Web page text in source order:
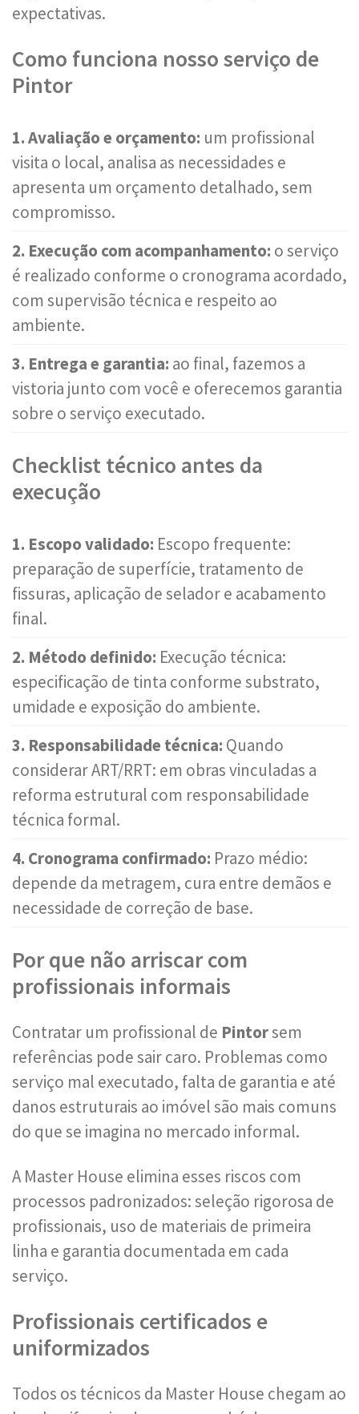
expectativas.
Como funciona nosso serviço de
Pintor
1. Avaliação e orçamento: um profissional
visita o local, analisa as necessidades e
apresenta um orçamento detalhado, sem
compromisso.
2. Execução com acompanhamento: o serviço
é realizado conforme o cronograma acordado,
com supervisão técnica e respeito ao
ambiente.
3. Entrega e garantia: ao final, fazemos a
vistoria junto com você e oferecemos garantia
sobre o serviço executado.
Checklist técnico antes da
execução
1. Escopo validado: Escopo frequente:
preparação de superfície, tratamento de
fissuras, aplicação de selador e acabamento
final.
2. Método definido: Execução técnica:
especificação de tinta conforme substrato,
umidade e exposição do ambiente.
3. Responsabilidade técnica: Quando
considerar ART/RRT: em obras vinculadas a
reforma estrutural com responsabilidade
técnica formal.
4. Cronograma confirmado: Prazo médio:
depende da metragem, cura entre demãos e
necessidade de correção de base.
Por que não arriscar com
profissionais informais
Contratar um profissional de Pintorsem
referências pode sair caro. Problemas como
serviço mal executado, falta de garantia e até
danos estruturais ao imóvel são mais comuns
do que se imagina no mercado informal.
A Master House elimina esses riscos com
processos padronizados: seleção rigorosa de
profissionais, uso de materiais de primeira
linha e garantia documentada em cada
serviço.
Profissionais certificados e
uniformizados
Todos os técnicos da Master House chegam ao